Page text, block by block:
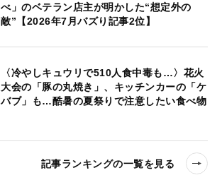
べ」のベテラン店主が明かした“想定外の
敵”【2026年7月バズり記事2位】
〈冷やしキュウリで510人食中毒も…〉花火
大会の「豚の丸焼き」、キッチンカーの「ケ
バブ」も…酷暑の夏祭りで注意したい食べ物
記事ランキングの一覧を見る